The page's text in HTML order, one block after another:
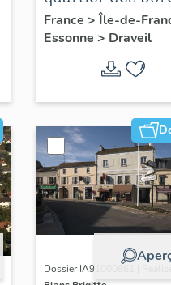
Seine
France > Île-de-
Essonne > Draveil
Dossier IA91000861 | Réalisé